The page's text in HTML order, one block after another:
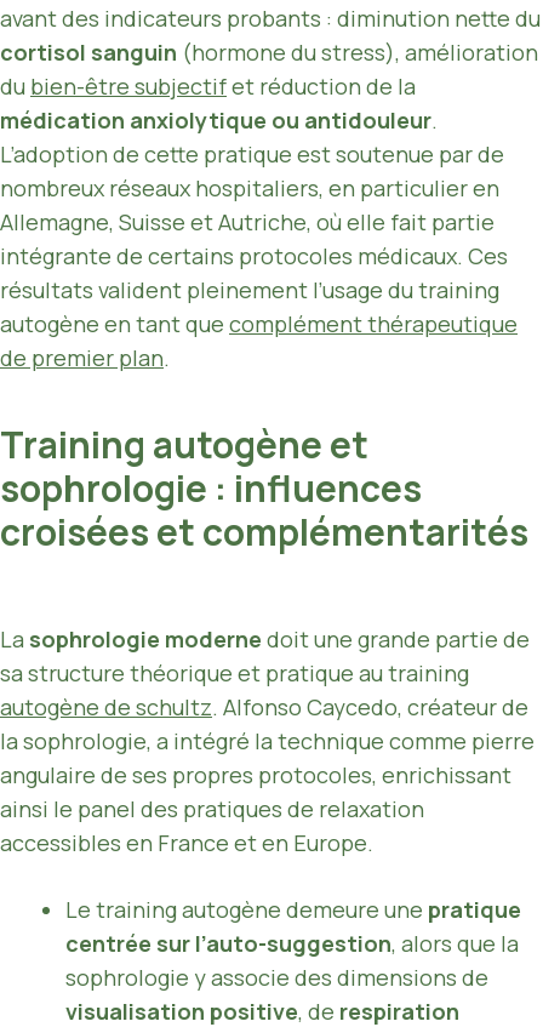
avant des indicateurs probants : diminution nette du
cortisol sanguin (hormone du stress), amélioration
du bien-être subjectifet réduction de la
médication anxiolytique ou antidouleur.
L’adoption de cette pratique est soutenue par de
nombreux réseaux hospitaliers, en particulier en
Allemagne, Suisse et Autriche, où elle fait partie
intégrante de certains protocoles médicaux. Ces
résultats valident pleinement l’usage du training
autogène en tant que complément thérapeutique
de premier plan.
Training autogène et
sophrologie : influences
croisées et complémentarités
La sophrologie moderne doit une grande partie de
sa structure théorique et pratique au training
autogène de schultz. Alfonso Caycedo, créateur de
la sophrologie, a intégré la technique comme pierre
angulaire de ses propres protocoles, enrichissant
ainsi le panel des pratiques de relaxation
accessibles en France et en Europe.
Le training autogène demeure une pratique
centrée sur l’auto-suggestion, alors que la
sophrologie y associe des dimensions de
visualisation positive, de respiration